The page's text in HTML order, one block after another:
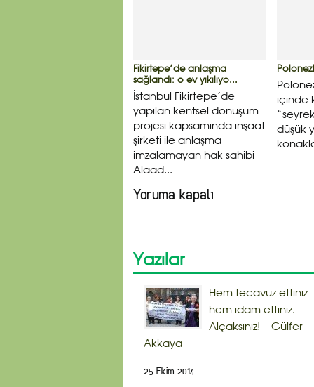
Fikirtepe’de anlaşma
sağlandı: o ev yıkılıyo...
İstanbul Fikirtepe’de
yapılan kentsel dönüşüm
projesi kapsamında inşaat
şirketi ile anlaşma
imzalamayan hak sahibi
Alaad...
içinde
düşük
Yoruma kapalı
Yazılar
Hem tecavüz ettiniz
hem idam ettiniz.
Alçaksınız! – Gülfer
Akkaya
25 Ekim 2014